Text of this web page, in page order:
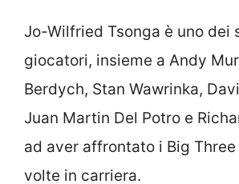
Jo-Wilfried Tsonga è uno dei
giocatori, insieme a Andy
Berdych, Stan Wawrinka,
Juan Martin Del Potro e
ad aver affrontato i Big
volte in carriera.